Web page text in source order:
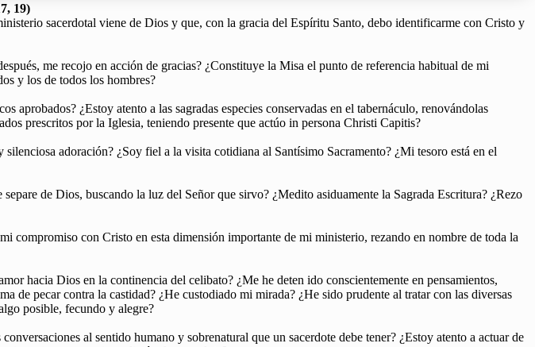
19)
sacerdotal viene de Dios y que, con la gracia del Espíritu Santo, debo identificarme con Cristo y
me recojo en acción de gracias? ¿Constituye la Misa el punto de referencia habitual de mi
y los de todos los hombres?
¿Estoy atento a las sagradas especies conservadas en el tabernáculo, renovándolas
prescritos por la Iglesia, teniendo presente que actúo in persona Christi Capitis?
adoración? ¿Soy fiel a la visita cotidiana al Santísimo Sacramento? ¿Mi tesoro está en el
de Dios, buscando la luz del Señor que sirvo? ¿Medito asiduamente la Sagrada Escritura? ¿Rezo
compromiso con Cristo en esta dimensión importante de mi ministerio, rezando en nombre de toda la
hacia Dios en la continencia del celibato? ¿Me he deten ido conscientemente en pensamientos,
de pecar contra la castidad? ¿He custodiado mi mirada? ¿He sido prudente al tratar con las diversas
posible, fecundo y alegre?
al sentido humano y sobrenatural que un sacerdote debe tener? ¿Estoy atento a actuar de